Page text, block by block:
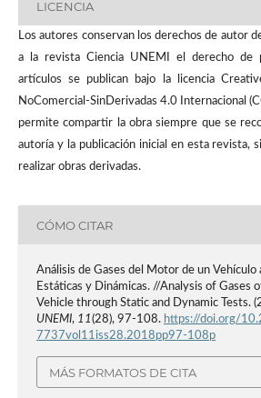
LICENCIA
Los autores conservan los derechos de autor
a la revista Ciencia UNEMI el derecho de
artículos se publican bajo la licencia
NoComercial-SinDerivadas 4.0 Internacional
permite compartir la obra siempre que se
autoría y la publicación inicial en esta revista,
realizar obras derivadas.
CÓMO CITAR
Análisis de Gases del Motor de un Vehículo
Estáticas y Dinámicas. //Analysis of Gases
Vehicle through Static and Dynamic Tests.
UNEMI, 11(28), 97-108. https://doi.org/
7737vol11iss28.2018pp97-108p
MÁS FORMATOS DE CITA